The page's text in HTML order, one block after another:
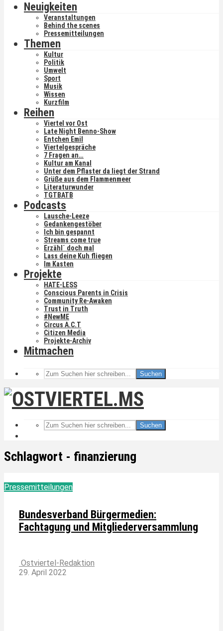
Neuigkeiten
Veranstaltungen
Behind the scenes
Pressemitteilungen
Themen
Kultur
Politik
Umwelt
Sport
Musik
Wissen
Kurzfilm
Reihen
Viertel vor Ost
Late Night Benno-Show
Entchen Emil
Viertelgespräche
7 Fragen an…
Kultur am Kanal
Unter dem Pflaster da liegt der Strand
Grüße aus dem Flammenmeer
Literaturwunder
TGTBATB
Podcasts
Lausche-Leeze
Gedankengestöber
Ich bin gespannt
Streams come true
Erzähl´ doch mal
Lass deine Kuh fliegen
Im Kasten
Projekte
HATE-LESS
Conscious Parents in Crisis
Community Re-Awaken
Trust in Truth
#NewME
Circus A.C.T
Citizen Media
Projekte-Archiv
Mitmachen
Suchen
Suchen
Schlagwort - finanzierung
Pressemitteilungen
Bundesverband Bürgermedien:
Fachtagung und Mitgliederversammlung
Ostviertel-Redaktion
29. April 2022